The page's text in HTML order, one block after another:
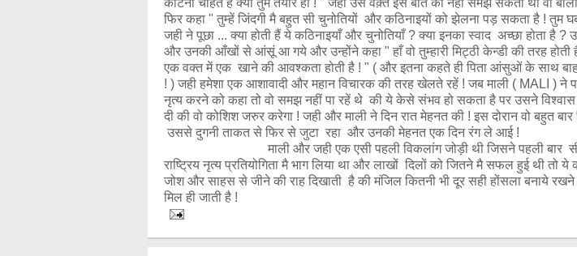
काटना चाहतें हैं क्या तुम तैयार हो ! " जही उस वक़्त इस बात को नहीं समझ सकता था वो बोला
फिर कहा " तुम्हें जिंदगी मै बहुत सी चुनोतियों और कठिनाइयों को झेलना पड़ सकता है ! तुम
जही ने पूछा ... क्या होती हैं ये कठिनाइयाँ और चुनोतियाँ ? क्या इनका स्वाद अच्छा होता है
और उनकी आँखों से आंसूं आ गये और उन्होंने कहा " हाँ वो तुम्हारी मिट्ठी केन्डी की तरह होती
एक वक्त में एक खाने की आवश्कता होती है ! " ( और इतना कहते ही पिता आंसुओं के साथ
! ) जही हमेशा एक आशावादी और महान विचारक की तरह खेलते रहें ! जब माली ( MALI ) ने
नृत्य करने को कहा तो वो समझ नहीं पा रहें थे की ये केसे संभव हो सकता है पर उसने
दी की वो कोशिश जरुर करेगा ! जही और माली ने दिन रात मेहनत की ! इस दोरान वो बहुत बार
उससे दुगनी ताकत से फिर से जुटा रहा और उनकी मेहनत एक दिन रंग ले आई !
माली और जही एक एसी पहली विकलांग जोड़ी थी जिसने पहली बार सी .
राष्ट्रिय नृत्य प्रतियोगिता मै भाग लिया था और लाखों दिलों को जितने मै सफल हुई थी तो
जोश और साहस से जीने की राह दिखाती है की मंजिल कितनी भी दूर सही होंसला बनाये रखने
मिल ही जाती है !